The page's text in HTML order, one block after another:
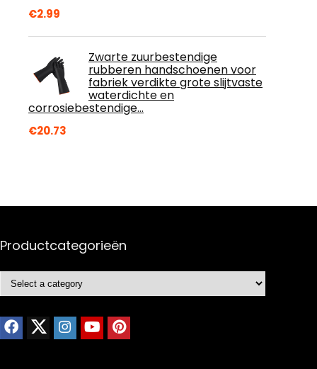
€2.99
Zwarte zuurbestendige
rubberen handschoenen voor
fabriek verdikte grote slijtvaste
waterdichte en
corrosiebestendige…
€20.73
Productcategorieën